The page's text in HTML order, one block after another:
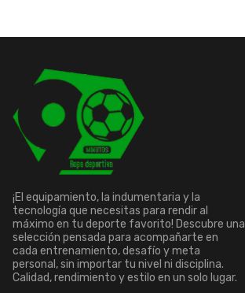
¡El equipamiento, la indumentaria y la
tecnología que necesitas para rendir al
máximo en tu deporte favorito! Descubre una
selección pensada para acompañarte en
cada entrenamiento, desafío y meta
personal, sin importar tu nivel ni disciplina.
Calidad, rendimiento y estilo en un solo lugar.